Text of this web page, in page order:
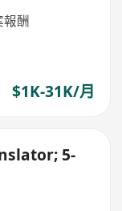
酬
$1K-31K/月
5-